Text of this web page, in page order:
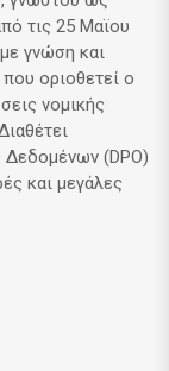
τις 25 Μαϊου
γνώση και
που οριοθετεί ο
νομικής
Δεδομένων (DPO)
και μεγάλες